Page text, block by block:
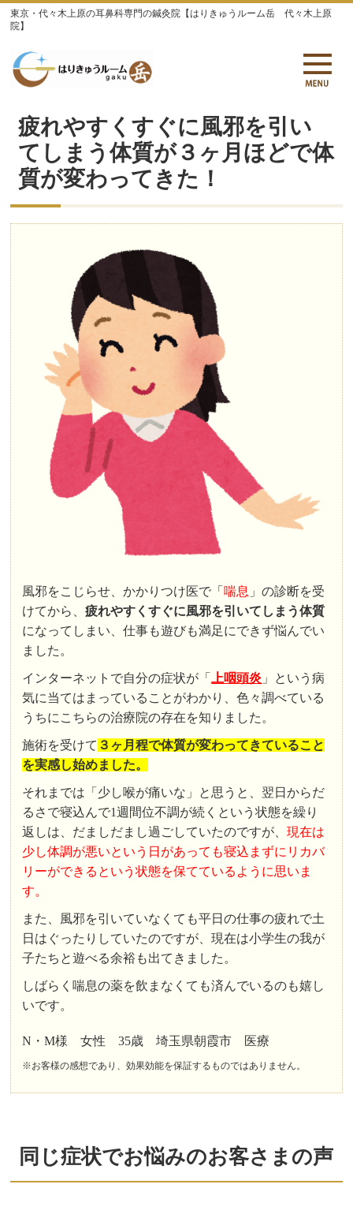
東京・代々木上原の耳鼻科専門の鍼灸院【はりきゅうルーム岳 代々木上原
院】
疲れやすくすぐに風邪を引い
てしまう体質が３ヶ月ほどで体
質が変わってきた！
風邪をこじらせ、かかりつけ医で「 喘息 」の診断を受
けてから、疲れやすくすぐに風邪を引いてしまう体質
になってしまい、仕事も遊びも満足にできず悩んでい
ました。
インターネットで自分の症状が「 上咽頭炎 」という病
気に当てはまっていることがわかり、色々調べている
うちにこちらの治療院の存在を知りました。
施術を受けて ３ヶ月程で体質が変わってきていること
を実感し始めました。
それまでは「少し喉が痛いな」と思うと、翌日からだ
るさで寝込んで1週間位不調が続くという状態を繰り
返しは、だましだまし過ごしていたのですが、現在は
少し体調が悪いという日があっても寝込まずにリカバ
リーができるという状態を保てているように思いま
す。
また、風邪を引いていなくても平日の仕事の疲れで土
日はぐったりしていたのですが、現在は小学生の我が
子たちと遊べる余裕も出てきました。
しばらく喘息の薬を飲まなくても済んでいるのも嬉し
いです。
N・M様 女性 35歳 埼玉県朝霞市 医療
※お客様の感想であり、効果効能を保証するものではありません。
同じ症状でお悩みのお客さまの声